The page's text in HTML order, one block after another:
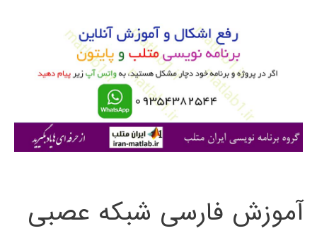
ی
آموزش فارسی شبکه عصبی